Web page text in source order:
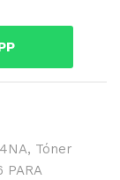
, Tóner
PARA